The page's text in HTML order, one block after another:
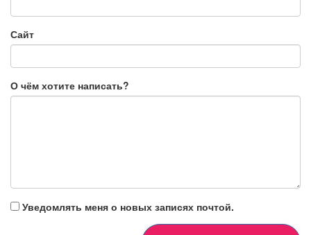
Сайт
О чём хотите написать?
Уведомлять меня о новых записях почтой.